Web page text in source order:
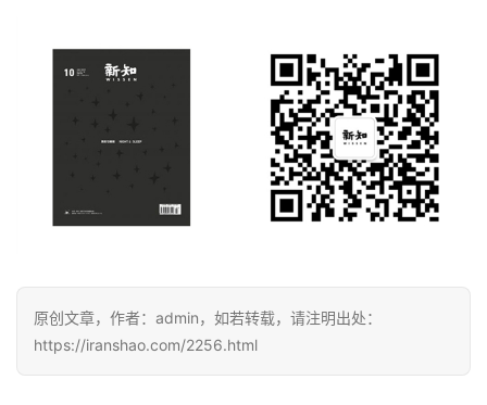
原创文章，作者：admin，如若转载，请注明出处：
https://iranshao.com/2256.html